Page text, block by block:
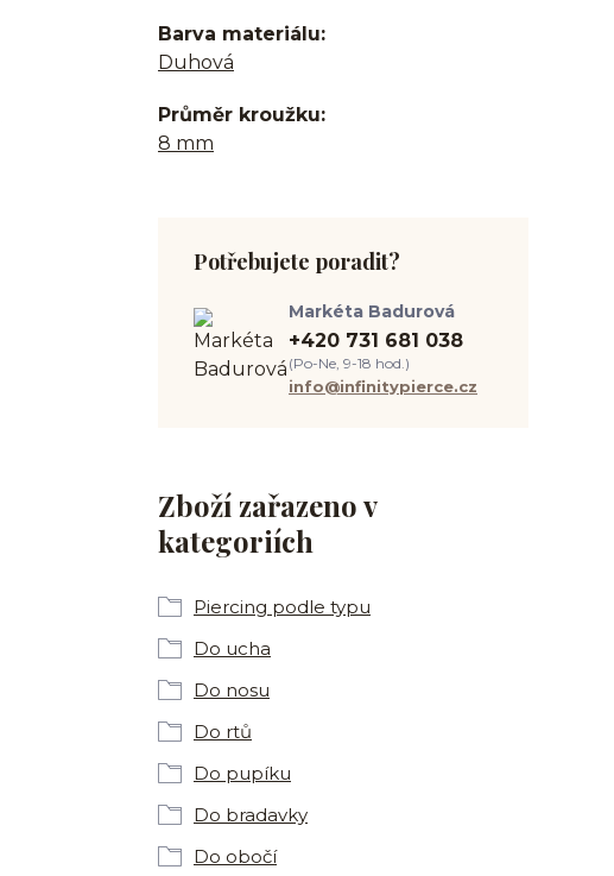
Barva materiálu
Duhová
Průměr kroužku
8 mm
Zboží zařazeno v
kategoriích
Piercing podle typu
Do ucha
Do nosu
Do rtů
Do pupíku
Do bradavky
Do obočí
Potřebujete poradit?
Markéta Badurová
+420 731 681 038
(Po-Ne, 9-18 hod.)
info@infinitypierce.cz